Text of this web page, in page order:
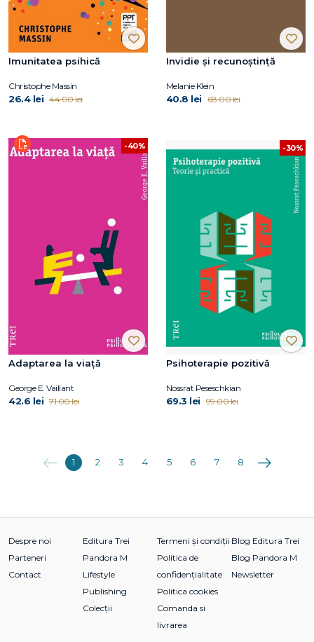
Imunitatea psihică
Christophe Massin
26.4 lei 44.00 lei
Invidie și recunoștință
Melanie Klein
40.8 lei 68.00 lei
-40%
Adaptarea la viață
George E. Vaillant
42.6 lei 71.00 lei
-30%
Psihoterapie pozitivă
Nossrat Peseschkian
69.3 lei 99.00 lei
Anterioara
1 2 3 4 5 6 7 8 Următoarea
Despre noi
Parteneri
Contact
Editura Trei
Pandora M
Lifestyle
Publishing
Colecții
Termeni și condiții
Politica de
confidențialitate
Politica cookies
Comanda si
livrarea
Blog Editura Trei
Blog Pandora M
Newsletter